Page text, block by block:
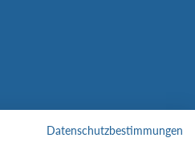
Datenschutzbestimmungen